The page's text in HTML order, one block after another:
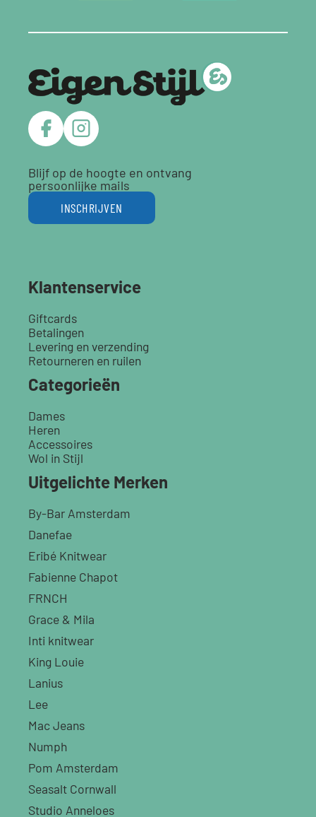
Blijf op de hoogte en ontvang
persoonlijke mails
INSCHRIJVEN
Klantenservice
Giftcards
Betalingen
Levering en verzending
Retourneren en ruilen
Categorieën
Dames
Heren
Accessoires
Wol in Stijl
Uitgelichte Merken
By-Bar Amsterdam
Danefae
Eribé Knitwear
Fabienne Chapot
FRNCH
Grace & Mila
Inti knitwear
King Louie
Lanius
Lee
Mac Jeans
Numph
Pom Amsterdam
Seasalt Cornwall
Studio Anneloes